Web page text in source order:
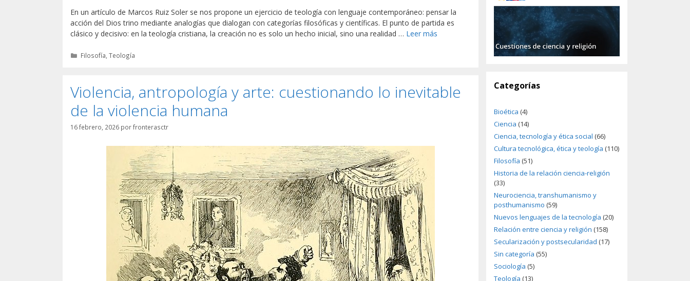
En un artículo de Marcos Ruiz Soler se nos propone un ejercicio de teología con lenguaje contemporáneo: pensar la
acción del Dios trino mediante analogías que dialogan con categorías filosóficas y científicas. El punto de partida es
clásico y decisivo: en la teología cristiana, la creación no es solo un hecho inicial, sino una realidad … Leer más
Categorías
Filosofía ,Teología
Violencia, antropología y arte: cuestionando lo inevitable
de la violencia humana
16 febrero, 2026 porfronterasctr
Categorías
Bioética (4)
Ciencia (14)
Ciencia, tecnología y ética social (66)
Cultura tecnológica, ética y teología (110)
Filosofía (51)
Historia de la relación ciencia-religión
(33)
Neurociencia, transhumanismo y
posthumanismo (59)
Nuevos lenguajes de la tecnología (20)
Relación entre ciencia y religión (158)
Secularización y postsecularidad (17)
Sin categoría (55)
Sociología (5)
Teología (13)